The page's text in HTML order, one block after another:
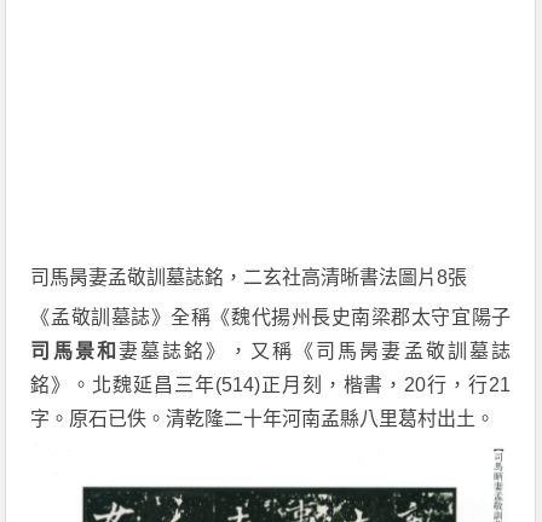
司馬昺妻孟敬訓墓誌銘，二玄社高清晰書法圖片8張
《孟敬訓墓誌》全稱《魏代揚州長史南梁郡太守宜陽子
司馬景和 妻墓誌銘》，又稱《司馬昺妻孟敬訓墓誌
銘》。北魏延昌三年(514)正月刻，楷書，20行，行21
字。原石已佚。清乾隆二十年河南孟縣八里葛村出土。